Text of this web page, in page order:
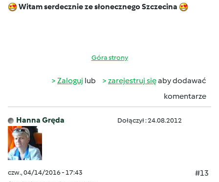
Witam serdecznie ze słonecznego Szczecina
Góra strony
Zaloguj lub zarejestruj sięaby dodawać
komentarze
Hanna Gręda Dołączył : 24.08.2012
czw., 04/14/2016 - 17:43
#13